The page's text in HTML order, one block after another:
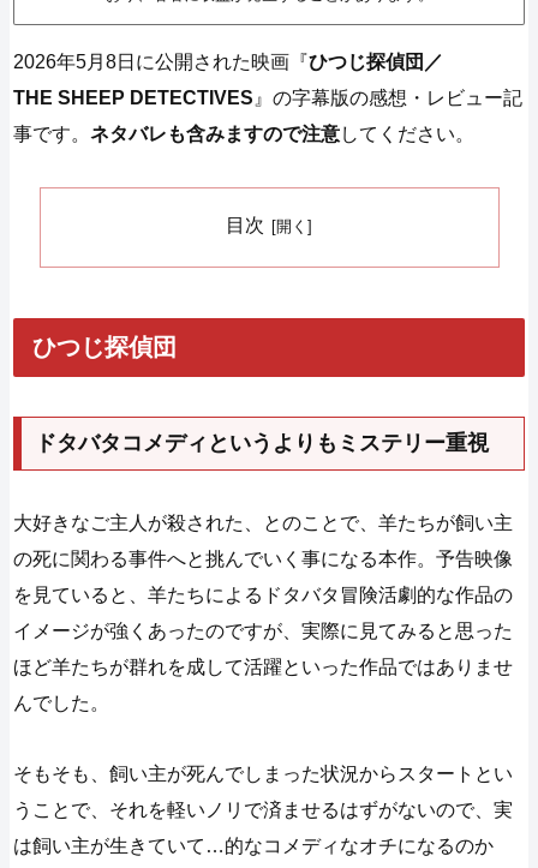
2026年5月8日に公開された映画『ひつじ探偵団／
THE SHEEP DETECTIVES 』の字幕版の感想・レビュー記
事です。ネタバレも含みますので注意してください。
目次
ひつじ探偵団
ドタバタコメディというよりもミステリー重視
大好きなご主人が殺された、とのことで、羊たちが飼い主
の死に関わる事件へと挑んでいく事になる本作。予告映像
を見ていると、羊たちによるドタバタ冒険活劇的な作品の
イメージが強くあったのですが、実際に見てみると思った
ほど羊たちが群れを成して活躍といった作品ではありませ
んでした。
そもそも、飼い主が死んでしまった状況からスタートとい
うことで、それを軽いノリで済ませるはずがないので、実
は飼い主が生きていて…的なコメディなオチになるのか